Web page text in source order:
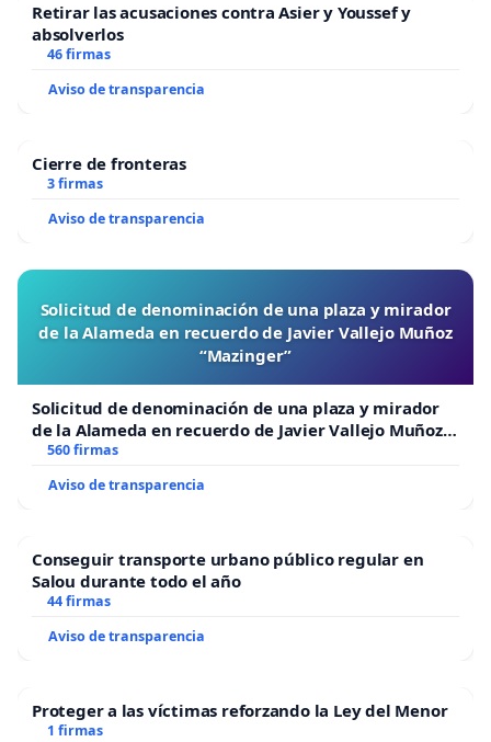
Retirar las acusaciones contra Asier y Youssef y
absolverlos
46 firmas
Aviso de transparencia
Cierre de fronteras
3 firmas
Aviso de transparencia
Solicitud de denominación de una plaza y mirador
de la Alameda en recuerdo de Javier Vallejo Muñoz
“Mazinger”
Solicitud de denominación de una plaza y mirador
de la Alameda en recuerdo de Javier Vallejo Muñoz
“Mazinger”
560 firmas
Aviso de transparencia
Conseguir transporte urbano público regular en
Salou durante todo el año
44 firmas
Aviso de transparencia
Proteger a las víctimas reforzando la Ley del Menor
1 firmas